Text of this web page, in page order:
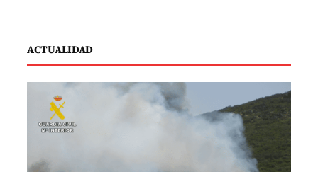
ACTUALIDAD